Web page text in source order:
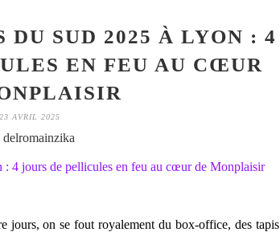
SUD 2025 À LYON : 4
EN FEU AU CŒUR
23 AVRIL 2025
jours, on se fout royalement du box-office, des tapis